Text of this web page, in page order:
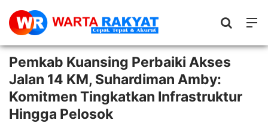
Pemkab Kuansing Perbaiki Akses
Jalan 14 KM, Suhardiman Amby:
Komitmen Tingkatkan Infrastruktur
Hingga Pelosok